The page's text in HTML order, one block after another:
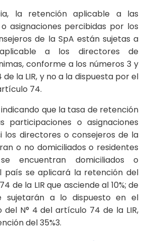
la retención aplicable a las
asignaciones percibidas por los
de la SpA están sujetas a
a los directores de
conforme a los números 3 y
la LIR, y no a la dispuesta por el
74.
indicando que la tasa de retención
participaciones o asignaciones
los directores o consejeros de la
o no domiciliados o residentes
encuentran domiciliados o
país se aplicará la retención del
de la LIR que asciende al 10%; de
sujetarán a lo dispuesto en el
N° 4 del artículo 74 de la LIR,
del 35%3.